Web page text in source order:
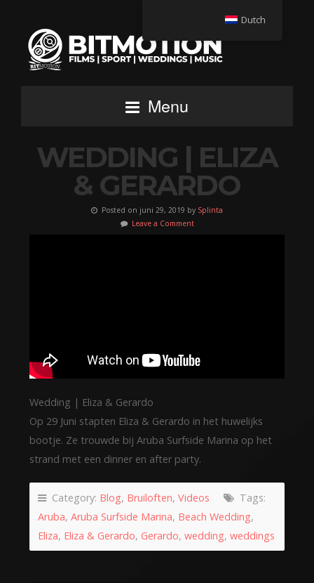
Menu
WEDDING | ELIZA
& GERARDO
Posted on juni 29, 2019 by Splinta
Leave a Comment
Wedding | Eliza & Gerardo
Op 29 Juni stapten Eliza & Gerardo in het huwelijks
bootje. Ze trouwde bij Aruba Surfside Marina op het
strand met een dinner en after party.
Category: Blog, Bruiloften, Videos
Tags:
Aruba, Aruba Surfside Marina, Beach Wedding,
Eliza, Eliza & Gerardo, Gerardo, wedding, weddings
Dutch